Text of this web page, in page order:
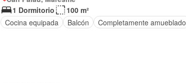
1 Dormitorio
100 m²
Cocina equipada
Balcón Completamente amueblado